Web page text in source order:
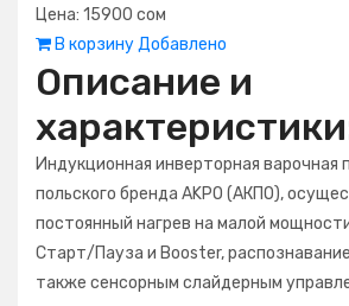
Цена: 15900 сом
В корзинуДобавлено
Описание и
Индукционная инверторная варочная
польского бренда AKPO (АКПО),
постоянный нагрев на малой
Старт/Пауза и Booster,
также сенсорным слайдерным